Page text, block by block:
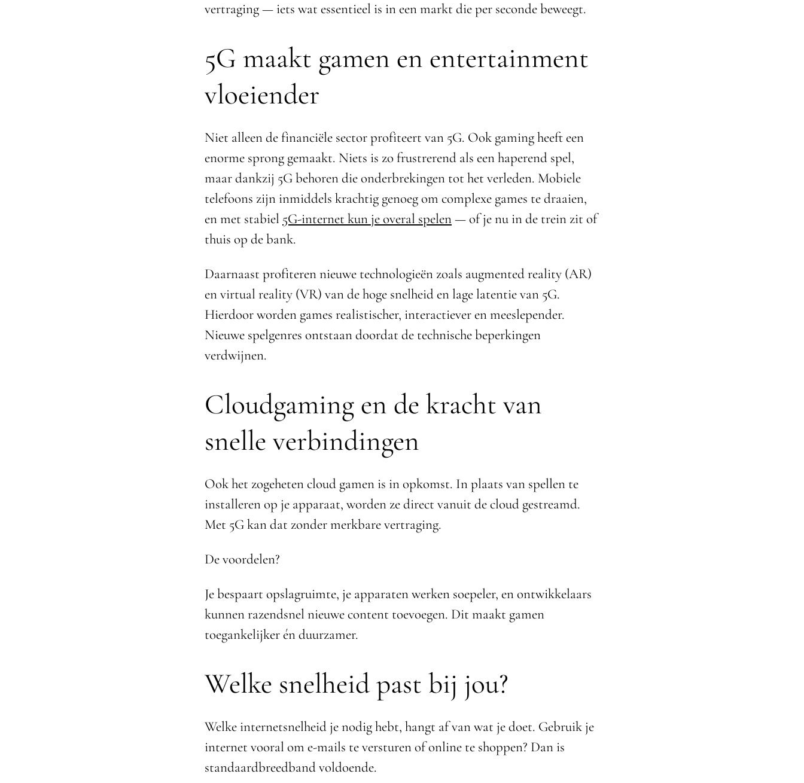
vertraging — iets wat essentieel is in een markt die per seconde beweegt.
5G maakt gamen en entertainment
vloeiender
Niet alleen de financiële sector profiteert van 5G. Ook gaming heeft een
enorme sprong gemaakt. Niets is zo frustrerend als een haperend spel,
maar dankzij 5G behoren die onderbrekingen tot het verleden. Mobiele
telefoons zijn inmiddels krachtig genoeg om complexe games te draaien,
en met stabiel 5G-internet kun je overal spelen— of je nu in de trein zit of
thuis op de bank.
Daarnaast profiteren nieuwe technologieën zoals augmented reality (AR)
en virtual reality (VR) van de hoge snelheid en lage latentie van 5G.
Hierdoor worden games realistischer, interactiever en meeslepender.
Nieuwe spelgenres ontstaan doordat de technische beperkingen
verdwijnen.
Cloudgaming en de kracht van
snelle verbindingen
Ook het zogeheten cloud gamen is in opkomst. In plaats van spellen te
installeren op je apparaat, worden ze direct vanuit de cloud gestreamd.
Met 5G kan dat zonder merkbare vertraging.
De voordelen?
Je bespaart opslagruimte, je apparaten werken soepeler, en ontwikkelaars
kunnen razendsnel nieuwe content toevoegen. Dit maakt gamen
toegankelijker én duurzamer.
Welke snelheid past bij jou?
Welke internetsnelheid je nodig hebt, hangt af van wat je doet. Gebruik je
internet vooral om e-mails te versturen of online te shoppen? Dan is
standaardbreedband voldoende.